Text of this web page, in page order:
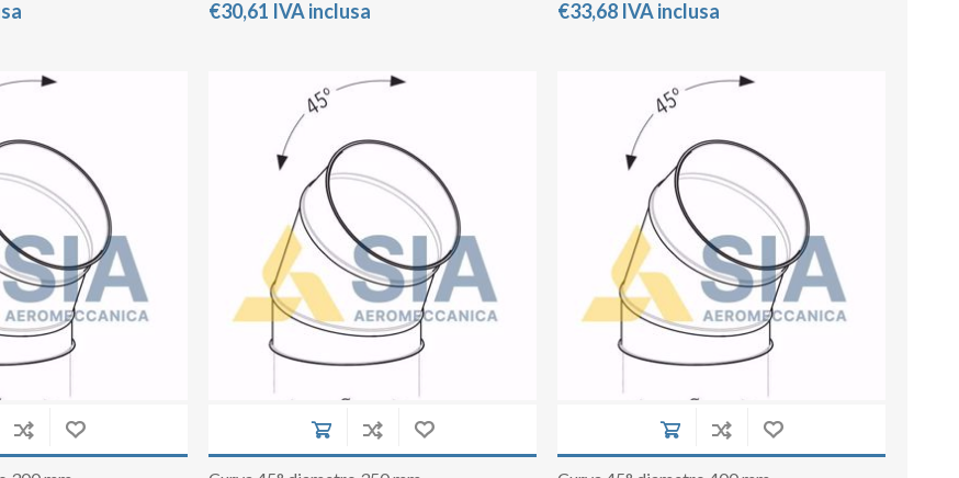
€30,61 IVA inclusa €33,68 IVA inclusa